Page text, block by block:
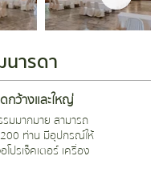
นารดา
กว้างและใหญ่
รมมากมาย สามารถ
ท่าน มีอุปกรณ์ให้
โปรเจ็คเตอร์ เครื่อง